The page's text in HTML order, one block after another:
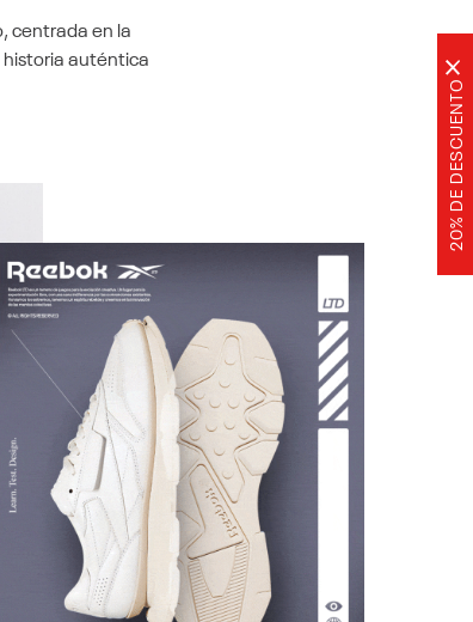
20% DE DESCUENTO
×
centrada en la
historia auténtica